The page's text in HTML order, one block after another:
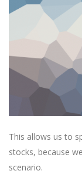
This allows us to
stocks, because
scenario.